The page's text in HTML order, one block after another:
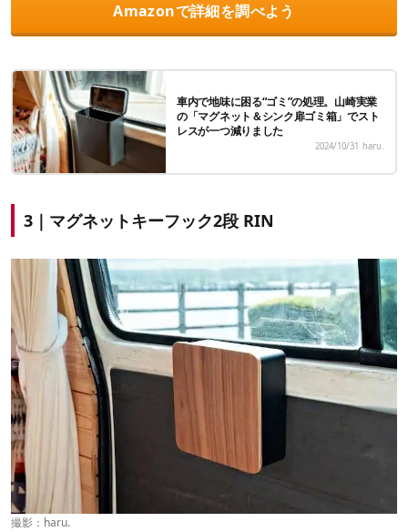
Amazonで詳細を調べよう
車内で地味に困る“ゴミ”の処理。山崎実業
の「マグネット＆シンク扉ゴミ箱」でスト
レスが一つ減りました
2024/10/31 haru.
3｜マグネットキーフック2段 RIN
撮影：haru.